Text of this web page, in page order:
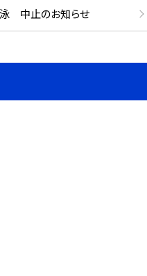
中止のお知らせ